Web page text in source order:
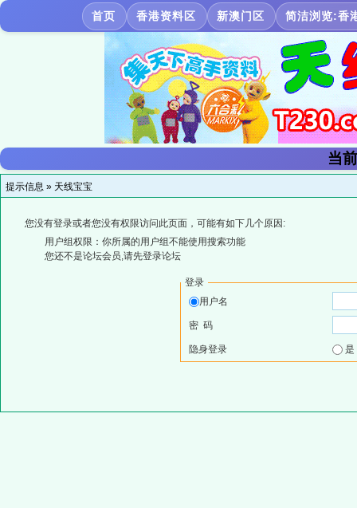
首页 香港资料区 新澳门区 简洁浏览:香
当
提示信息 » 天线宝宝
您没有登录或者您没有权限访问此页面，可能有如下几个原因:
用户组权限：你所属的用户组不能使用搜索功能
您还不是论坛会员,请先登录论坛
登录
用户名
密 码
隐身登录